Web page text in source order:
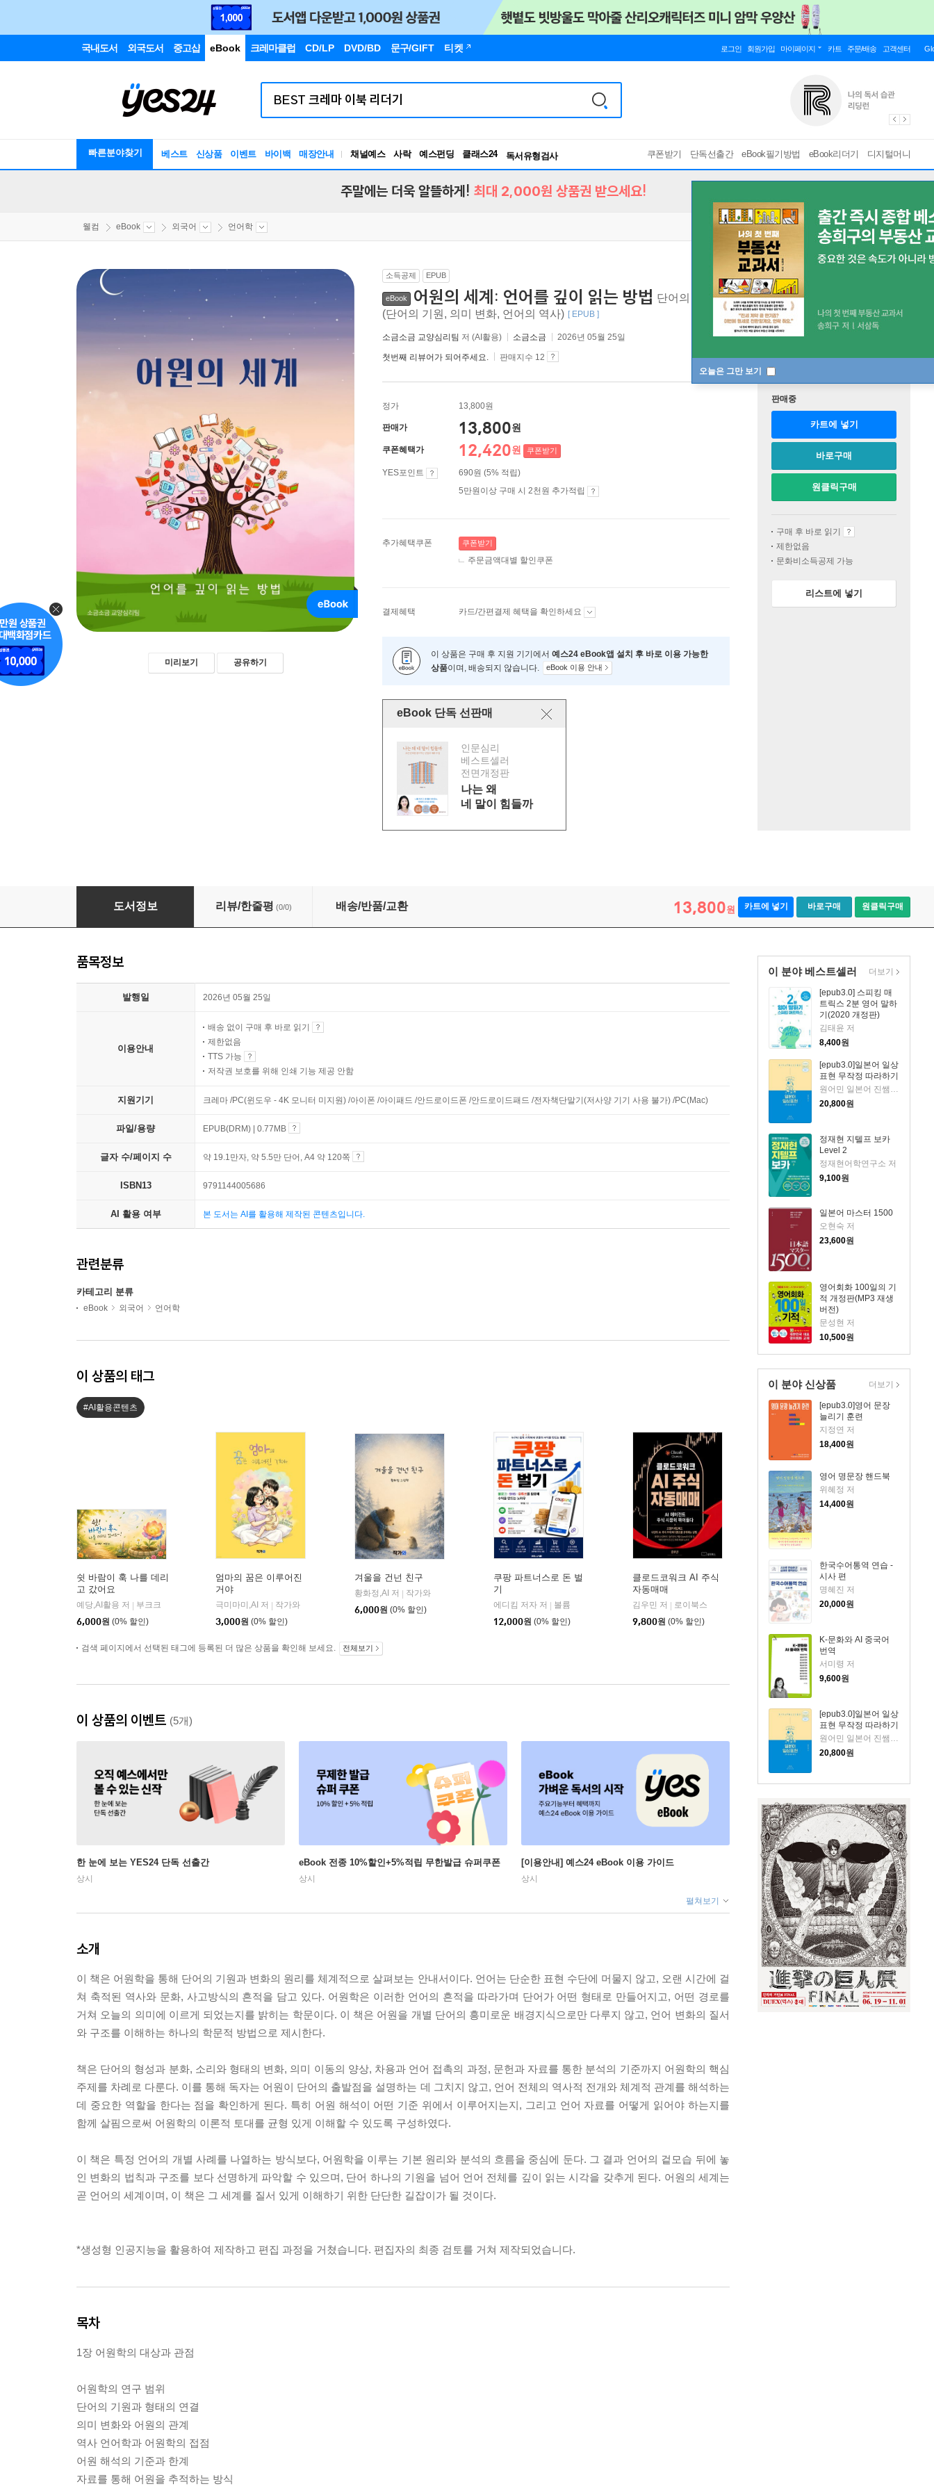
국내도서 외국도서 중고샵 eBook 크레마클럽 CD/LP DVD/BD 문구/GIFT 티켓 로그인 회원가입 마이페이지 카트 주문/배송 고객센터
빠른분야찾기 베스트 신상품 이벤트 바이백 매장안내 채널예스 사락 예스펀딩 클래스24
독서유형검사
RBTI Lab
쿠폰받기 단독선출간 eBook필기방법 eBook리더기 디지털머니
오늘은 그만 보기
주말에는 더욱 알뜰하게! 최대 2,000원 상품권 받으세요!
웰컴 eBook 외국어 언어학
미리보기 공유하기
소득공제 EPUB
eBook 어원의 세계: 언어를 깊이 읽는 방법 단어의 기원과 의미 변화로 읽는 언어의 역사와 질서
(단어의 기원, 의미 변화, 언어의 역사) [ EPUB ]
소금소금 교양심리팀 저 (AI활용) 소금소금 2026년 05월 25일
첫번째 리뷰어가 되어주세요. 판매지수 12
정가 13,800원
판매가 13,800원
쿠폰혜택가 12,420원 쿠폰받기
YES포인트
690원 (5% 적립)
5만원이상 구매 시 2천원 추가적립
추가혜택쿠폰 쿠폰받기
주문금액대별 할인쿠폰
결제혜택 카드/간편결제 혜택을 확인하세요
이 상품은 구매 후 지원 기기에서 예스24 eBook앱 설치 후 바로 이용 가능한
상품이며, 배송되지 않습니다. eBook 이용 안내
eBook 단독 선판매
인문심리
베스트셀러
전면개정판
나는 왜
네 말이 힘들까
판매중
카트에 넣기
바로구매
원클릭구매
구매 후 바로 읽기
제한없음
문화비소득공제 가능
리스트에 넣기
어원의 세계: 언어를 깊이 읽는 방법
도서정보 리뷰/한줄평 (0/0) 배송/반품/교환 13,800원 카트에 넣기 바로구매 원클릭구매
이 분야 베스트셀러
[epub3.0] 스피킹 매
트릭스 2분 영어 말하
기(2020 개정판)
김태윤 저
8,400원
[epub3.0]일본어 일상
표현 무작정 따라하기
20,800원
정재현 지텔프 보카
Level 2
정재현어학연구소 저
9,100원
일본어 마스터 1500
오현숙 저
23,600원
영어회화 100일의 기
적 개정판(MP3 재생
버전)
문성현 저
10,500원
더보기
이 분야 신상품
[epub3.0]영어 문장
늘리기 훈련
지정연 저
18,400원
영어 명문장 핸드북
위혜정 저
14,400원
한국수어통역 연습 -
시사 편
명혜진 저
20,000원
K-문화와 AI 중국어
번역
서미령 저
9,600원
[epub3.0]일본어 일상
표현 무작정 따라하기
원어민 일본어 진쌤 저
20,800원
더보기
품목정보
발행일 2026년 05월 25일
이용안내
배송 없이 구매 후 바로 읽기
제한없음
TTS 가능
저작권 보호를 위해 인쇄 기능 제공 안함
지원기기 크레마 /PC(윈도우 - 4K 모니터 미지원) /아이폰 /아이패드 /안드로이드폰 /안드로이드패드 /전자책단말기(저사양 기기 사용 불가) /PC(Mac)
파일/용량 EPUB(DRM) | 0.77MB
글자 수/페이지 수 약 19.1만자, 약 5.5만 단어, A4 약 120쪽
ISBN13 9791144005686
AI 활용 여부 본 도서는 AI를 활용해 제작된 콘텐츠입니다.
관련분류
카테고리 분류
eBook 외국어 언어학
이 상품의 태그
#AI활용콘텐츠
쉿 바람이 훅 나를 데리
고 갔어요
예당,AI활용 저 | 부크크
6,000원 (0% 할인)
엄마의 꿈은 이루어진
거야
극미마미,AI 저 | 작가와
3,000원 (0% 할인)
겨울을 건넌 친구
황화정,AI 저 | 작가와
6,000원 (0% 할인)
쿠팡 파트너스로 돈 벌
기
에디킴 저자 저 | 볼륨
12,000원 (0% 할인)
클로드코워크 AI 주식
자동매매
김우민 저 | 로이북스
9,800원 (0% 할인)
검색 페이지에서 선택된 태그에 등록된 더 많은 상품을 확인해 보세요. 전체보기
이 상품의 이벤트 (5개)
한 눈에 보는 YES24 단독 선출간
상시
eBook 전종 10%할인+5%적립 무한발급 슈퍼쿠폰
상시
[이용안내] 예스24 eBook 이용 가이드
상시
펼쳐보기
소개
이 책은 어원학을 통해 단어의 기원과 변화의 원리를 체계적으로 살펴보는 안내서이다. 언어는 단순한 표현 수단에 머물지 않고, 오랜 시간에 걸
쳐 축적된 역사와 문화, 사고방식의 흔적을 담고 있다. 어원학은 이러한 언어의 흔적을 따라가며 단어가 어떤 형태로 만들어지고, 어떤 경로를
거쳐 오늘의 의미에 이르게 되었는지를 밝히는 학문이다. 이 책은 어원을 개별 단어의 흥미로운 배경지식으로만 다루지 않고, 언어 변화의 질서
와 구조를 이해하는 하나의 학문적 방법으로 제시한다.
책은 단어의 형성과 분화, 소리와 형태의 변화, 의미 이동의 양상, 차용과 언어 접촉의 과정, 문헌과 자료를 통한 분석의 기준까지 어원학의 핵심
주제를 차례로 다룬다. 이를 통해 독자는 어원이 단어의 출발점을 설명하는 데 그치지 않고, 언어 전체의 역사적 전개와 체계적 관계를 해석하는
데 중요한 역할을 한다는 점을 확인하게 된다. 특히 어원 해석이 어떤 기준 위에서 이루어지는지, 그리고 언어 자료를 어떻게 읽어야 하는지를
함께 살핌으로써 어원학의 이론적 토대를 균형 있게 이해할 수 있도록 구성하였다.
이 책은 특정 언어의 개별 사례를 나열하는 방식보다, 어원학을 이루는 기본 원리와 분석의 흐름을 중심에 둔다. 그 결과 언어의 겉모습 뒤에 놓
인 변화의 법칙과 구조를 보다 선명하게 파악할 수 있으며, 단어 하나의 기원을 넘어 언어 전체를 깊이 읽는 시각을 갖추게 된다. 어원의 세계는
곧 언어의 세계이며, 이 책은 그 세계를 질서 있게 이해하기 위한 단단한 길잡이가 될 것이다.
*생성형 인공지능을 활용하여 제작하고 편집 과정을 거쳤습니다. 편집자의 최종 검토를 거쳐 제작되었습니다.
목차
1장 어원학의 대상과 관점
어원학의 연구 범위
단어의 기원과 형태의 연결
의미 변화와 어원의 관계
역사 언어학과 어원학의 접점
어원 해석의 기준과 한계
자료를 통해 어원을 추적하는 방식